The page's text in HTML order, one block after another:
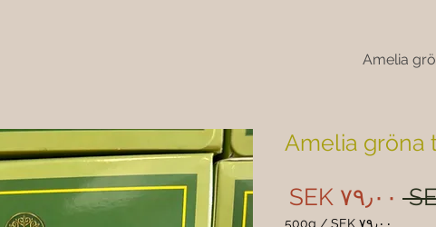
Amelia
Amelia gröna
Regular
‎SEK ۷۹٫۰۰ Sale
‎SEK ۷۹٫۰۰ /
500g